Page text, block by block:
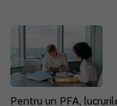
Pentru un PFA,